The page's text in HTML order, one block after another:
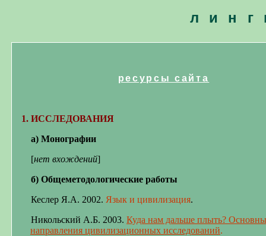
ресурсы сайта
1. ИССЛЕДОВАНИЯ
а) Монографии
[нет вхождений]
б) Общеметодологические работы
Кеслер Я.А. 2002. Язык и цивилизация.
Никольский А.Б. 2003. Куда нам дальше плыть?
направления цивилизационных исследований.